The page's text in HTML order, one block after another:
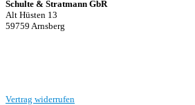
Schulte & Stratmann GbR
Alt Hüsten 13
59759 Arnsberg
Vertrag widerrufen